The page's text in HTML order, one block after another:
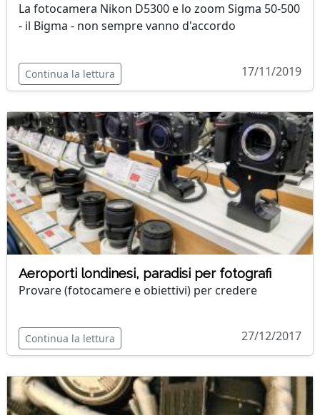
La fotocamera Nikon D5300 e lo zoom Sigma 50-500
- il Bigma - non sempre vanno d'accordo
Continua la lettura 17/11/2019
Aeroporti londinesi, paradisi per fotografi
Provare (fotocamere e obiettivi) per credere
Continua la lettura 27/12/2017